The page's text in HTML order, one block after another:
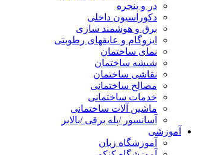
در و پنجره
دکوراسیون داخلی
برق و هوشمند سازی
ایزوگام و عایقهای رطوبتی
نمای ساختمان
شیشه ساختمان
نقاشی ساختمان
مصالح ساختمانی
خدمات ساختمانی
ماشین آلات ساختمانی
آسانسور /پله برقی /بالابر
آموزشی
آموزشگاه زبان